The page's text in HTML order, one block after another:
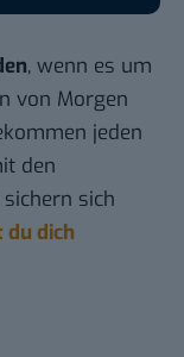
, wenn es um
von Morgen
jeden
den
sich
du dich